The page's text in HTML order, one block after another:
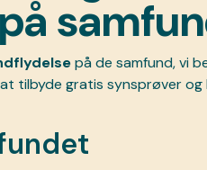
på de samfund, vi
tilbyde gratis synsprøver